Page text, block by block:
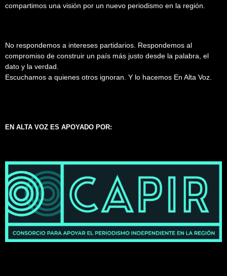
compartimos una visión por un nuevo periodismo en la región.
No respondemos a intereses partidarios. Respondemos al
compromiso de construir un país más justo desde la palabra, el
dato y la verdad.
Escuchamos a quienes otros ignoran. Y lo hacemos En Alta Voz.
EN ALTA VOZ ES APOYADO POR: